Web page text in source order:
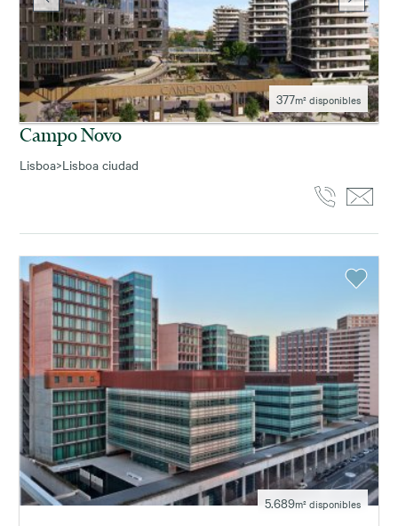
377m² disponibles
Campo Novo
Lisboa>Lisboa ciudad
5.689m² disponibles